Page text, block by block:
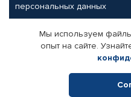
персональных данных
Партнерам
Корпоративным клиентам
Поставщикам
Мы используем
опыт на сайте.